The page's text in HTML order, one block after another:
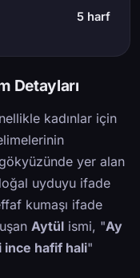
5 harf
Detayları
kadınlar için
yer alan
uyduyu ifade
kumaşı ifade
Aytül ismi, "Ay
ince hafif hali"